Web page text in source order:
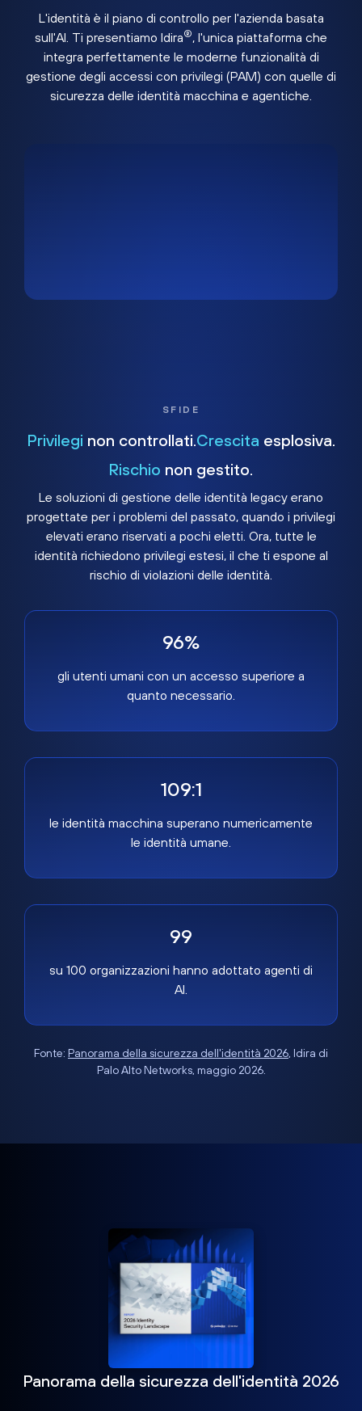
L'identità è il piano di controllo per l'azienda basata
sull'AI. Ti presentiamo Idira®, l'unica piattaforma che
integra perfettamente le moderne funzionalità di
gestione degli accessi con privilegi (PAM) con quelle di
sicurezza delle identità macchina e agentiche.
SFIDE
Privilegi non controllati. Crescita esplosiva.
Rischio non gestito.
Le soluzioni di gestione delle identità legacy erano
progettate per i problemi del passato, quando i privilegi
elevati erano riservati a pochi eletti. Ora, tutte le
identità richiedono privilegi estesi, il che ti espone al
rischio di violazioni delle identità.
96%
gli utenti umani con un accesso superiore a
quanto necessario.
109:1
le identità macchina superano numericamente
le identità umane.
99
su 100 organizzazioni hanno adottato agenti di
AI.
Fonte: Panorama della sicurezza dell'identità 2026, Idira di
Palo Alto Networks, maggio 2026.
Panorama della sicurezza dell'identità 2026